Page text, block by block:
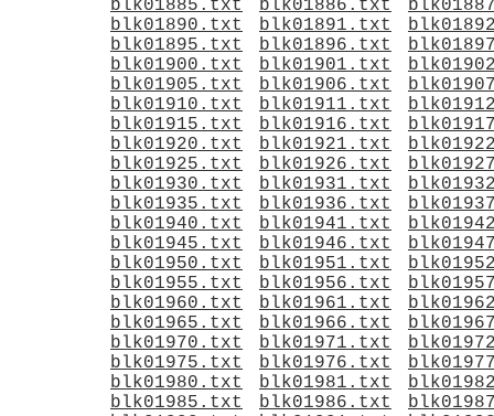
blk01885.txt blk01886.txt
blk01890.txt
blk01891.txt
blk01895.txt
blk01896.txt
blk01900.txt
blk01901.txt
blk01905.txt
blk01906.txt
blk01910.txt
blk01911.txt
blk01915.txt
blk01916.txt
blk01920.txt
blk01921.txt
blk01925.txt
blk01926.txt
blk01930.txt
blk01931.txt
blk01935.txt
blk01936.txt
blk01940.txt
blk01941.txt
blk01945.txt
blk01946.txt
blk01950.txt
blk01951.txt
blk01955.txt
blk01956.txt
blk01960.txt
blk01961.txt
blk01965.txt
blk01966.txt
blk01970.txt
blk01971.txt
blk01975.txt
blk01976.txt
blk01980.txt
blk01981.txt
blk01985.txt
blk01986.txt